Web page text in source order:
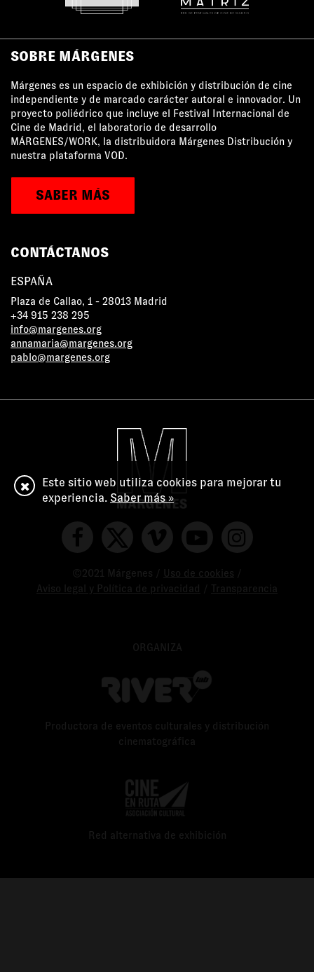
SOBRE MÁRGENES
Márgenes es un espacio de exhibición y distribución de cine
independiente y de marcado carácter autoral e innovador. Un
proyecto poliédrico que incluye el Festival Internacional de
Cine de Madrid, el laboratorio de desarrollo
MÁRGENES/WORK, la distribuidora Márgenes Distribución y
nuestra plataforma VOD.
SABER MÁS
CONTÁCTANOS
ESPAÑA
Plaza de Callao, 1 - 28013 Madrid
+34 915 238 295
info@margenes.org
annamaria@margenes.org
pablo@margenes.org
©2021 Márgenes / Uso de cookies
Aviso legal y Política de privacidad
Transparencia
ORGANIZA
Productora de eventos culturales y distribución
cinematográfica
Red alternativa de exhibición
Este sitio web utiliza cookies para mejorar tu
experiencia. Saber más »